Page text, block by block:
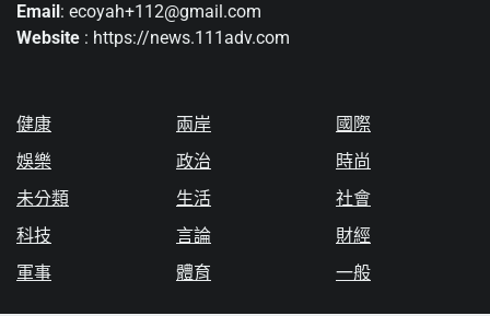
Email : ecoyah+112@gmail.com
Website : https://news.111adv.com
健康
娛樂
未分類
科技
軍事
兩岸
政治
生活
言論
體育
國際
時尚
社會
財經
一般